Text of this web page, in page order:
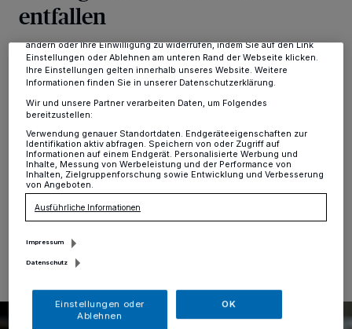
entfallen
Erkrath·Auf Empfehlung der Schulaufsicht haben sich
die Schulleitungen aller Erkrather Grundschulen
gemeinsam dazu entschlossen, die anstehenden „Tage
der offenen Tür“ sowie geplanten Informationsabende
für Erziehungsberechtigte von Schulanfängerinnen und
Schulanfängern des Schuljahres 2021/2022
abzusagen. Grund hierfür seien die nicht zu erfüllenden
Auflagen zum Infektionsschutz.
Zwecke. Wenn Tracker deaktiviert sind, sind manche Inhalte und
Anzeigen möglicherweise nicht mehr so relevant für Sie. Sie können
ändern oder Ihre Einwilligung zu widerrufen, indem Sie auf den Link
Einstellungen oder Ablehnen am unteren Rand der Webseite klicken.
Ihre Einstellungen gelten innerhalb unseres Website. Weitere
Informationen finden Sie in unserer Datenschutzerklärung.
Wir und unsere Partner verarbeiten Daten, um Folgendes
bereitzustellen:
Verwendung genauer Standortdaten. Endgeräteeigenschaften zur
Identifikation aktiv abfragen. Speichern von oder Zugriff auf
Informationen auf einem Endgerät. Personalisierte Werbung und
Inhalte, Messung von Werbeleistung und der Performance von
Inhalten, Zielgruppenforschung sowie Entwicklung und Verbesserung
von Angeboten.
Ausführliche Informationen
Impressum
Datenschutz
Einstellungen oder
Ablehnen
OK